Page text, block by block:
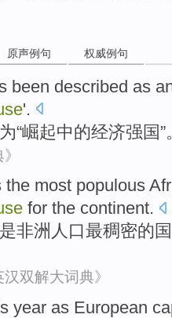
原声例句 权威例句
been described as
'.
“崛起中的经济强国”
the most populous
for the continent.
是非洲 人口最稠密的
汉双解大词典》
year as European